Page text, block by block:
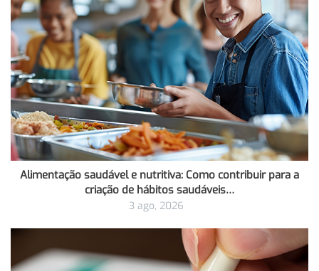
Alimentação saudável e nutritiva: Como contribuir para a
criação de hábitos saudáveis…
3 ago, 2026